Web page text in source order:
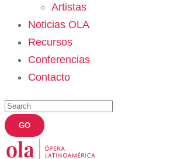
Artistas
Noticias OLA
Recursos
Conferencias
Contacto